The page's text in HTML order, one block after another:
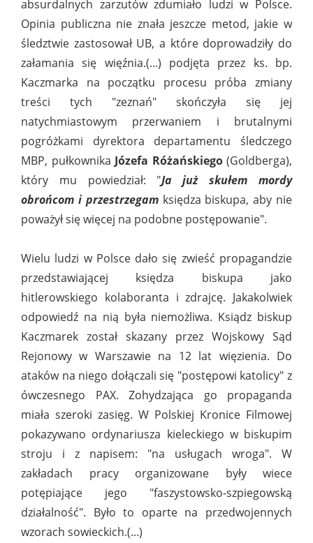
absurdalnych zarzutów zdumiało ludzi w Polsce.
Opinia publiczna nie znała jeszcze metod, jakie w
śledztwie zastosował UB, a które doprowadziły do
załamania się więźnia.(...) podjęta przez ks. bp.
Kaczmarka na początku procesu próba zmiany
treści tych "zeznań" skończyła się jej
natychmiastowym przerwaniem i brutalnymi
pogróżkami dyrektora departamentu śledczego
MBP, pułkownika Józefa Różańskiego(Goldberga),
który mu powiedział: "Ja już skułem mordy
obrońcom i przestrzegamksiędza biskupa, aby nie
poważył się więcej na podobne postępowanie".
Wielu ludzi w Polsce dało się zwieść propagandzie
przedstawiającej księdza biskupa jako
hitlerowskiego kolaboranta i zdrajcę. Jakakolwiek
odpowiedź na nią była niemożliwa. Ksiądz biskup
Kaczmarek został skazany przez Wojskowy Sąd
Rejonowy w Warszawie na 12 lat więzienia. Do
ataków na niego dołączali się "postępowi katolicy" z
ówczesnego PAX. Zohydzająca go propaganda
miała szeroki zasięg. W Polskiej Kronice Filmowej
pokazywano ordynariusza kieleckiego w biskupim
stroju i z napisem: "na usługach wroga". W
zakładach pracy organizowane były wiece
potępiające jego "faszystowsko-szpiegowską
działalność". Było to oparte na przedwojennych
wzorach sowieckich.(...)